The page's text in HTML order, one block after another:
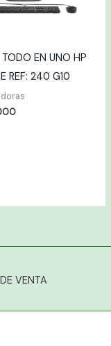
EN UNO HP
REF: 240 G10
VENTA